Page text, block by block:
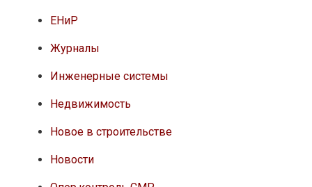
ЕНиР
Журналы
Инженерные системы
Недвижимость
Новое в строительстве
Новости